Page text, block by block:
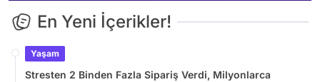
En Yeni İçerikler!
Yaşam
Stresten 2 Binden Fazla Sipariş Verdi, Milyonlarca